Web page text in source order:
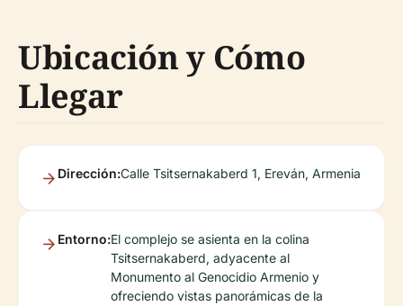
Ubicación y Cómo
Llegar
Dirección:Calle Tsitsernakaberd 1, Ereván, Armenia
Entorno:El complejo se asienta en la colina
Tsitsernakaberd, adyacente al
Monumento al Genocidio Armenio y
ofreciendo vistas panorámicas de la